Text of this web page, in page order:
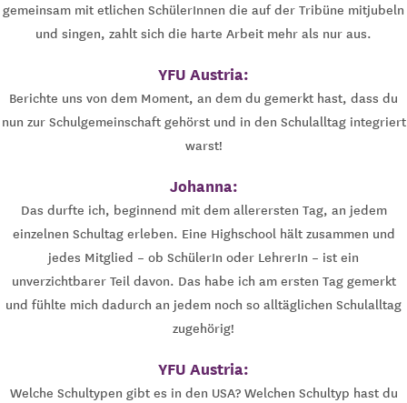
gemeinsam mit etlichen SchülerInnen die auf der Tribüne mitjubeln
und singen, zahlt sich die harte Arbeit mehr als nur aus.
YFU Austria:
Berichte uns von dem Moment, an dem du gemerkt hast, dass du
nun zur Schulgemeinschaft gehörst und in den Schulalltag integriert
warst!
Johanna:
Das durfte ich, beginnend mit dem allerersten Tag, an jedem
einzelnen Schultag erleben. Eine Highschool hält zusammen und
jedes Mitglied – ob SchülerIn oder LehrerIn – ist ein
unverzichtbarer Teil davon. Das habe ich am ersten Tag gemerkt
und fühlte mich dadurch an jedem noch so alltäglichen Schulalltag
zugehörig!
YFU Austria:
Welche Schultypen gibt es in den USA? Welchen Schultyp hast du